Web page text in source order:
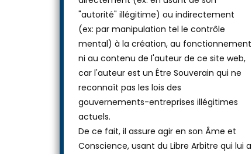
"autorité" illégitime) ou indirectement
(ex: par manipulation tel le contrôle
mental) à la création, au fonctionnement
ni au contenu de l'auteur de ce site web,
car l'auteur est un Être Souverain qui ne
reconnaît pas les lois des
gouvernements-entreprises illégitimes
actuels.
De ce fait, il assure agir en son Âme et
Conscience, usant du Libre Arbitre qui lui a